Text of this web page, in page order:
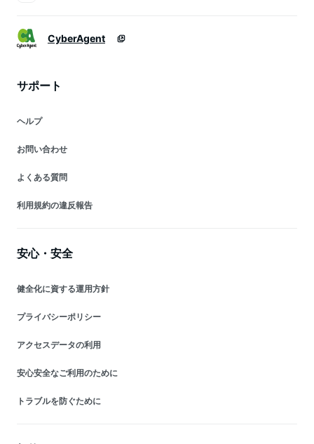
CyberAgent
サポート
ヘルプ
お問い合わせ
よくある質問
利用規約の違反報告
安心・安全
健全化に資する運用方針
プライバシーポリシー
アクセスデータの利用
安心安全なご利用のために
トラブルを防ぐために